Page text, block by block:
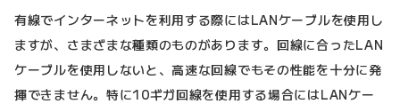
有線でインターネットを利用する際にはLANケーブルを使用し
ますが、さまざまな種類のものがあります。回線に合ったLAN
ケーブルを使用しないと、高速な回線でもその性能を十分に発
揮できません。特に10ギガ回線を使用する場合にはLANケー